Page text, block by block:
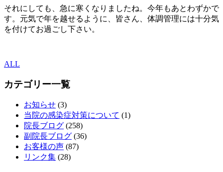
それにしても、急に寒くなりましたね。今年もあとわずかで
す。元気で年を越せるように、皆さん、体調管理には十分気
を付けてお過ごし下さい。
ALL
カテゴリー一覧
お知らせ (3)
当院の感染症対策について (1)
院長ブログ (258)
副院長ブログ (36)
お客様の声 (87)
リンク集 (28)